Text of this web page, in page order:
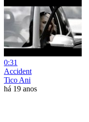
0:31
Accident
Tico Ani
há 19 anos